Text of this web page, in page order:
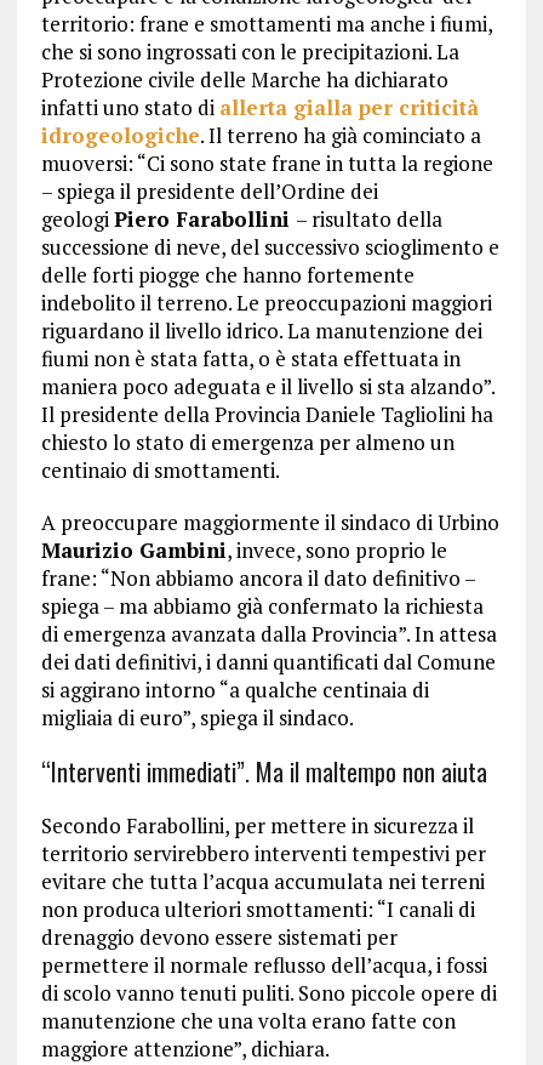
territorio: frane e smottamenti ma anche i fiumi,
che si sono ingrossati con le precipitazioni. La
Protezione civile delle Marche ha dichiarato
infatti uno stato di allerta gialla per criticità
idrogeologiche. Il terreno ha già cominciato a
muoversi: “Ci sono state frane in tutta la regione
– spiega il presidente dell’Ordine dei
geologiPiero Farabollini – risultato della
successione di neve, del successivo scioglimento e
delle forti piogge che hanno fortemente
indebolito il terreno. Le preoccupazioni maggiori
riguardano il livello idrico. La manutenzione dei
fiumi non è stata fatta, o è stata effettuata in
maniera poco adeguata e il livello si sta alzando”.
Il presidente della Provincia Daniele Tagliolini ha
chiesto lo stato di emergenza per almeno un
centinaio di smottamenti.
A preoccupare maggiormente il sindaco di Urbino
Maurizio Gambini, invece, sono proprio le
frane: “Non abbiamo ancora il dato definitivo –
spiega – ma abbiamo già confermato la richiesta
di emergenza avanzata dalla Provincia”. In attesa
dei dati definitivi, i danni quantificati dal Comune
si aggirano intorno “a qualche centinaia di
migliaia di euro”, spiega il sindaco.
“Interventi immediati”. Ma il maltempo non aiuta
Secondo Farabollini, per mettere in sicurezza il
territorio servirebbero interventi tempestivi per
evitare che tutta l’acqua accumulata nei terreni
non produca ulteriori smottamenti: “I canali di
drenaggio devono essere sistemati per
permettere il normale reflusso dell’acqua, i fossi
di scolo vanno tenuti puliti. Sono piccole opere di
manutenzione che una volta erano fatte con
maggiore attenzione”, dichiara.